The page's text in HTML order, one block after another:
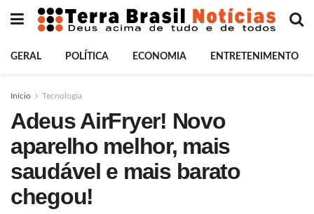
GERAL POLÍTICA ECONOMIA ENTRETENIMENTO
Início Tecnologia
Adeus AirFryer! Novo
aparelho melhor, mais
saudável e mais barato
chegou!